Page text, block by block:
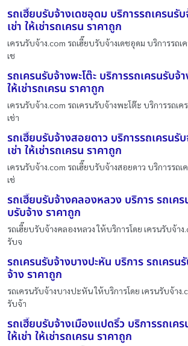
รถเฮี๊ยบรับจ้างเดชอุดม บริการรถเครนรับ
เช่า ให้เช่ารถเครน ราคาถูก
เครนรับจ้าง.com รถเฮี๊ยบรับจ้างเดชอุดม บริการรถเ
เช
รถเครนรับจ้างพะโต๊ะ บริการรถเครนรับจ้า
ให้เช่ารถเครน ราคาถูก
เครนรับจ้าง.com รถเครนรับจ้างพะโต๊ะ บริการรถเค
เช่า
รถเฮี๊ยบรับจ้างสอยดาว บริการรถเครนรับ
เช่า ให้เช่ารถเครน ราคาถูก
เครนรับจ้าง.com รถเฮี๊ยบรับจ้างสอยดาว บริการรถเ
เช่
รถเฮี๊ยบรับจ้างคลองหลวง บริการ รถเคร
บรับจ้าง ราคาถูก
รถเฮี๊ยบรับจ้างคลองหลวง ให้บริการโดย เครนรับจ้าง
รับจ
รถเครนรับจ้างบางปะหัน บริการ รถเครน
จ้าง ราคาถูก
รถเครนรับจ้างบางปะหัน ให้บริการโดย เครนรับจ้าง
รับจ้า
รถเฮี๊ยบรับจ้างเมืองแปดริ้ว บริการรถเค
ให้เช่า ให้เช่ารถเครน ราคาถูก